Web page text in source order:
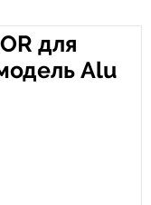
для
Alu